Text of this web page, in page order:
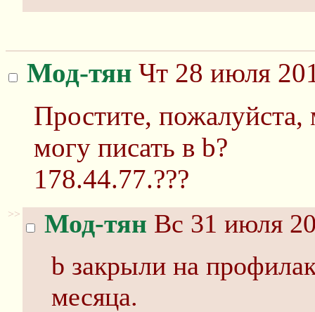
Мод-тян Чт 28 июля
Простите,
могу писать в b?
178.44.77.???
>> Мод-тян Вс 31 июля
b закрыли на
месяца.